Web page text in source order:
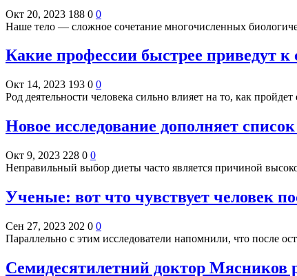
Окт 20, 2023 188 0 0
Наше тело — сложное сочетание многочисленных
Какие профессии быстрее приведут
Окт 14, 2023 193 0 0
Род деятельности человека сильно влияет на то, как
Новое исследование дополняет
Окт 9, 2023 228 0 0
Неправильный выбор диеты часто является причиной
Ученые: вот что чувствует человек
Сен 27, 2023 202 0 0
Параллельно с этим исследователи напомнили, что после
Семидесятилетний доктор Мясников